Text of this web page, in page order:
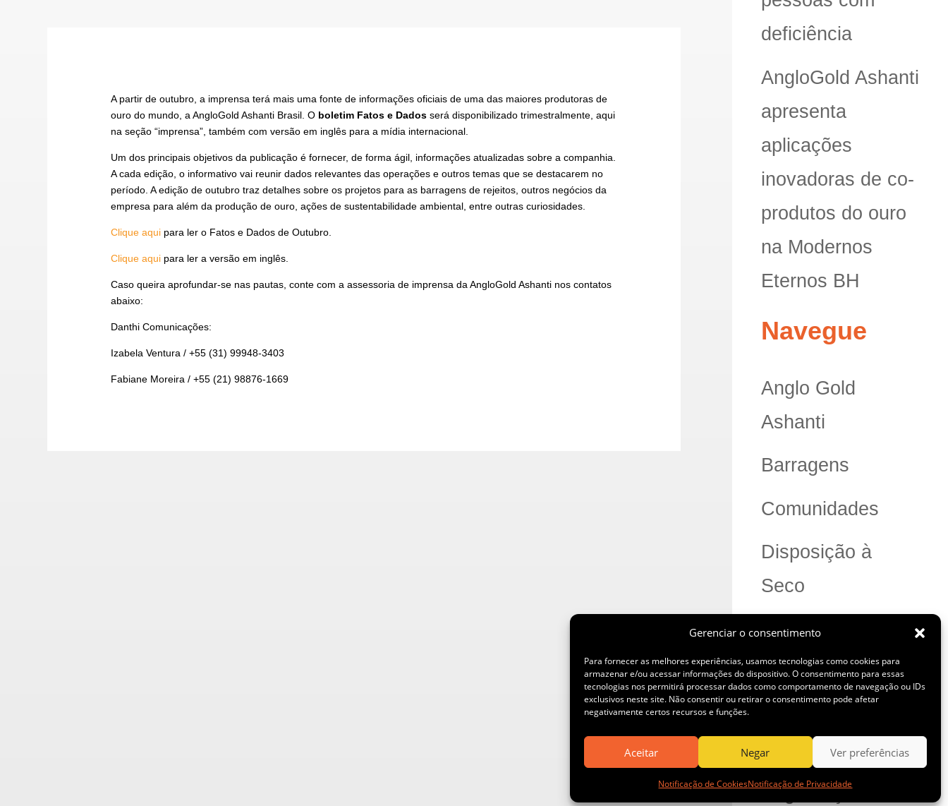
Gerenciar o consentimento
Para fornecer as melhores experiências, usamos tecnologias como cookies para
armazenar e/ou acessar informações do dispositivo. O consentimento para essas
tecnologias nos permitirá processar dados como comportamento de navegação ou IDs
exclusivos neste site. Não consentir ou retirar o consentimento pode afetar
negativamente certos recursos e funções.
Aceitar Negar Ver preferências
Notificação de CookiesNotificação de Privacidade
A partir de outubro, a imprensa terá mais uma fonte de informações oficiais de uma das maiores produtoras de
ouro do mundo, a AngloGold Ashanti Brasil. O boletim Fatos e Dados será disponibilizado trimestralmente, aqui
na seção “imprensa”, também com versão em inglês para a mídia internacional.
Um dos principais objetivos da publicação é fornecer, de forma ágil, informações atualizadas sobre a companhia.
A cada edição, o informativo vai reunir dados relevantes das operações e outros temas que se destacarem no
período. A edição de outubro traz detalhes sobre os projetos para as barragens de rejeitos, outros negócios da
empresa para além da produção de ouro, ações de sustentabilidade ambiental, entre outras curiosidades.
Clique aqui para ler o Fatos e Dados de Outubro.
Clique aqui para ler a versão em inglês.
Caso queira aprofundar-se nas pautas, conte com a assessoria de imprensa da AngloGold Ashanti nos contatos
abaixo:
Danthi Comunicações:
Izabela Ventura / +55 (31) 99948-3403
Fabiane Moreira / +55 (21) 98876-1669
deficiência
AngloGold Ashanti
apresenta
aplicações
inovadoras de co-
produtos do ouro
na Modernos
Eternos BH
Navegue
Anglo Gold
Ashanti
Barragens
Comunidades
Disposição à
Seco
Negócios
Novidades
Saúde e
Segurança